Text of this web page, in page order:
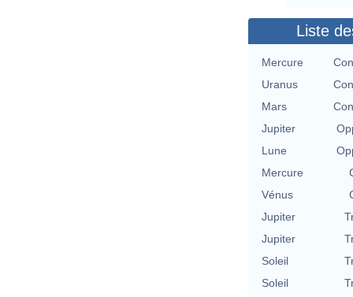
Liste
Mercure
Uranus
Mars
Jupiter
Lune
Mercure
Vénus
Jupiter
Jupiter
Soleil
Soleil